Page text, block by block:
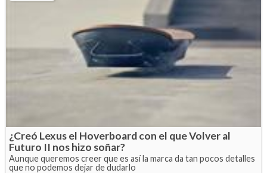
¿Creó Lexus el Hoverboard con el que Volver al
Futuro II nos hizo soñar?
Aunque queremos creer que es así la marca da tan pocos detalles
que no podemos dejar de dudarlo